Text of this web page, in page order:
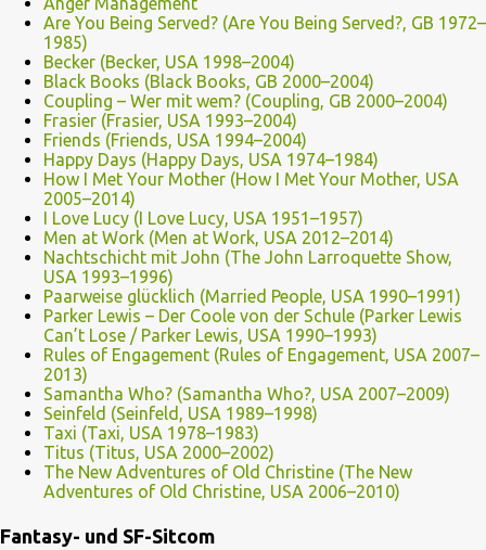
Are You Being Served? (Are You Being Served?, GB 1972–
1985)
Becker (Becker, USA 1998–2004)
Black Books (Black Books, GB 2000–2004)
Coupling – Wer mit wem? (Coupling, GB 2000–2004)
Frasier (Frasier, USA 1993–2004)
Friends (Friends, USA 1994–2004)
Happy Days (Happy Days, USA 1974–1984)
How I Met Your Mother (How I Met Your Mother, USA
2005–2014)
I Love Lucy (I Love Lucy, USA 1951–1957)
Men at Work (Men at Work, USA 2012–2014)
Nachtschicht mit John (The John Larroquette Show,
USA 1993–1996)
Paarweise glücklich (Married People, USA 1990–1991)
Parker Lewis – Der Coole von der Schule (Parker Lewis
Can’t Lose / Parker Lewis, USA 1990–1993)
Rules of Engagement (Rules of Engagement, USA 2007–
2013)
Samantha Who? (Samantha Who?, USA 2007–2009)
Seinfeld (Seinfeld, USA 1989–1998)
Taxi (Taxi, USA 1978–1983)
Titus (Titus, USA 2000–2002)
The New Adventures of Old Christine (The New
Adventures of Old Christine, USA 2006–2010)
Fantasy- und SF-Sitcom